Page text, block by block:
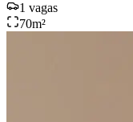
1 vagas
70m²